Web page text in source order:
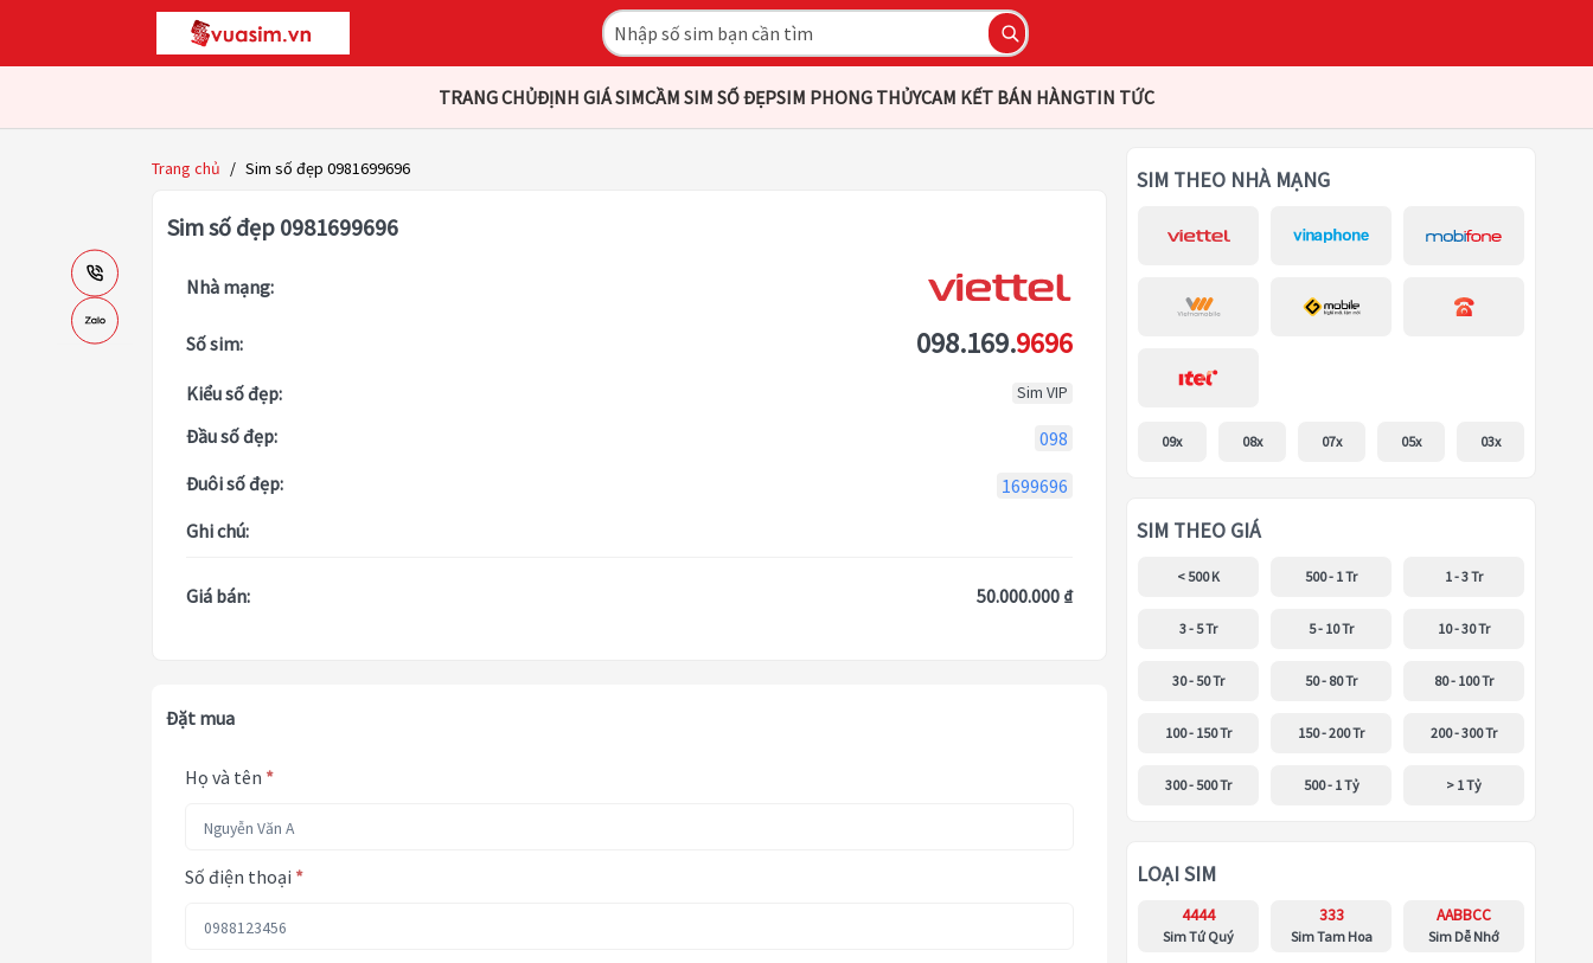
TRANG CHỦĐỊNH GIÁ SIMCẦM SIM SỐ ĐẸPSIM PHONG THỦYCAM KẾT BÁN HÀNGTIN TỨC
Trang chủ / Sim số đẹp 0981699696
Sim số đẹp 0981699696
Nhà mạng:
Số sim: 098.169.9696
Kiểu số đẹp: Sim VIP
Đầu số đẹp:
098
Đuôi số đẹp:
1699696
Ghi chú:
Giá bán: 50.000.000 ₫
Đặt mua
Họ và tên *
Số điện thoại *
SIM THEO NHÀ MẠNG
09x 08x 07x 05x 03x
SIM THEO GIÁ
< 500 K 500 - 1 Tr 1 - 3 Tr
3 - 5 Tr 5 - 10 Tr 10 - 30 Tr
30 - 50 Tr 50 - 80 Tr 80 - 100 Tr
100 - 150 Tr 150 - 200 Tr 200 - 300 Tr
300 - 500 Tr 500 - 1 Tỷ > 1 Tỷ
LOẠI SIM
4444
Sim Tứ Quý
333
Sim Tam Hoa
AABBCC
Sim Dễ Nhớ